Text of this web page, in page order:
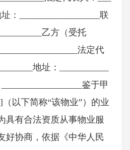
址：__________________联
乙方（受托
法定代
地址：___________
鉴于甲
以下简称“该物业”）的业
具有合法资质从事物业服
好协商，依据《中华人民